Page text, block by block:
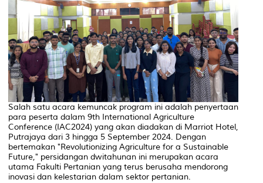
Salah satu acara kemuncak program ini adalah penyertaan
para peserta dalam 9th International Agriculture
Conference (IAC2024) yang akan diadakan di Marriot Hotel,
Putrajaya dari 3 hingga 5 September 2024. Dengan
bertemakan "Revolutionizing Agriculture for a Sustainable
Future," persidangan dwitahunan ini merupakan acara
utama Fakulti Pertanian yang terus berusaha mendorong
inovasi dan kelestarian dalam sektor pertanian.